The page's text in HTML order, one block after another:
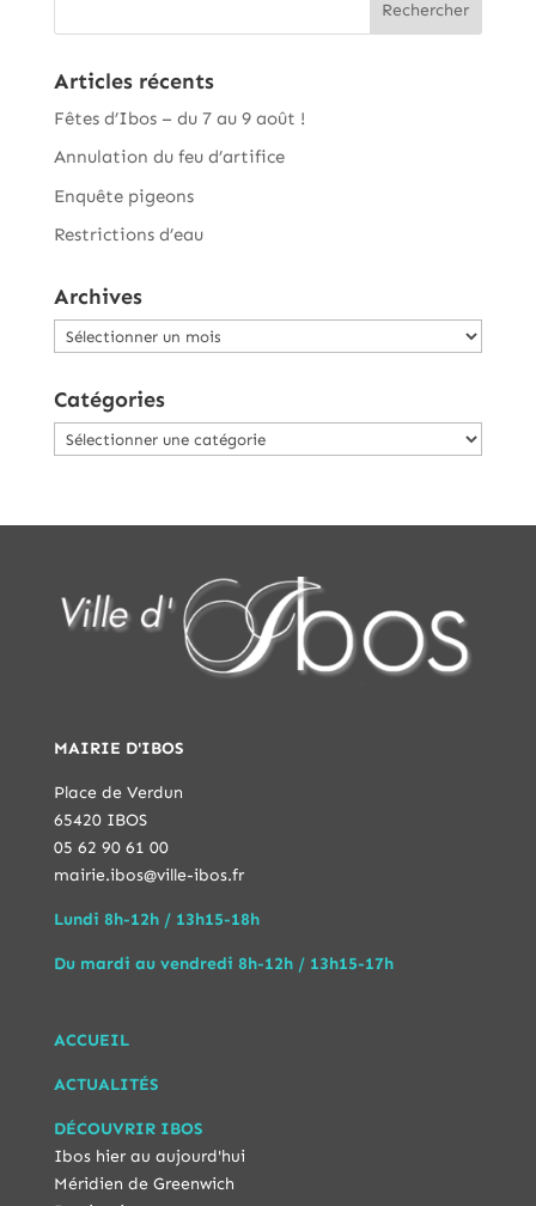
Articles récents
Fêtes d’Ibos – du 7 au 9 août !
Annulation du feu d’artifice
Enquête pigeons
Restrictions d’eau
Archives
Archives
Catégories
Catégories
MAIRIE D'IBOS
Place de Verdun
65420 IBOS
05 62 90 61 00
mairie.ibos@ville-ibos.fr
Lundi 8h-12h / 13h15-18h
Du mardi au vendredi 8h-12h / 13h15-17h
ACCUEIL
ACTUALITÉS
DÉCOUVRIR IBOS
Ibos hier au aujourd'hui
Méridien de Greenwich